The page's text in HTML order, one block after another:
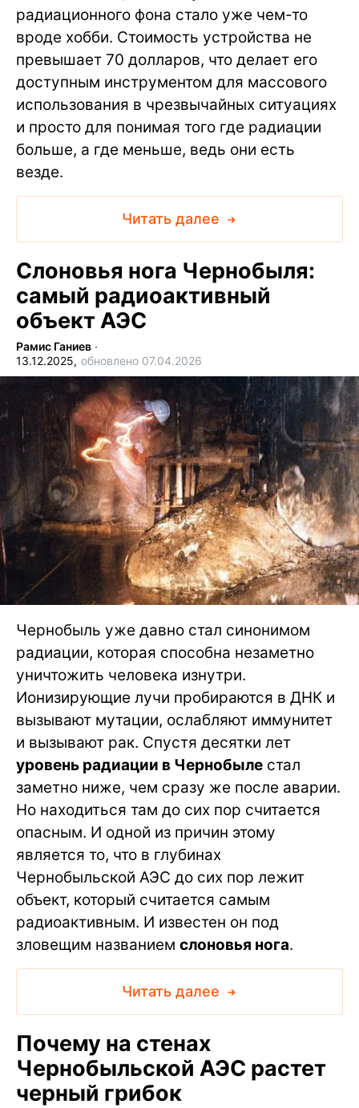
радиационного фона стало уже чем-то
вроде хобби. Стоимость устройства не
превышает 70 долларов, что делает его
доступным инструментом для массового
использования в чрезвычайных ситуациях
и просто для понимая того где радиации
больше, а где меньше, ведь они есть
везде.
Читать далее
Слоновья нога Чернобыля:
самый радиоактивный
объект АЭС
Рамис Ганиев ∙
13.12.2025, обновлено 07.04.2026
Чернобыль уже давно стал синонимом
радиации, которая способна незаметно
уничтожить человека изнутри.
Ионизирующие лучи пробираются в ДНК и
вызывают мутации, ослабляют иммунитет
и вызывают рак. Спустя десятки лет
уровень радиации в Чернобыле стал
заметно ниже, чем сразу же после аварии.
Но находиться там до сих пор считается
опасным. И одной из причин этому
является то, что в глубинах
Чернобыльской АЭС до сих пор лежит
объект, который считается самым
радиоактивным. И известен он под
зловещим названием слоновья нога.
Читать далее
Почему на стенах
Чернобыльской АЭС растет
черный грибок